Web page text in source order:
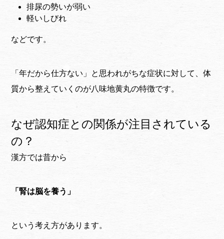
排尿の勢いが弱い
軽いしびれ
などです。
「年だから仕方ない」と思われがちな症状に対して、体
質から整えていくのが八味地黄丸の特徴です。
なぜ認知症との関係が注目されている
の？
漢方では昔から
「腎は脳を養う」
という考え方があります。